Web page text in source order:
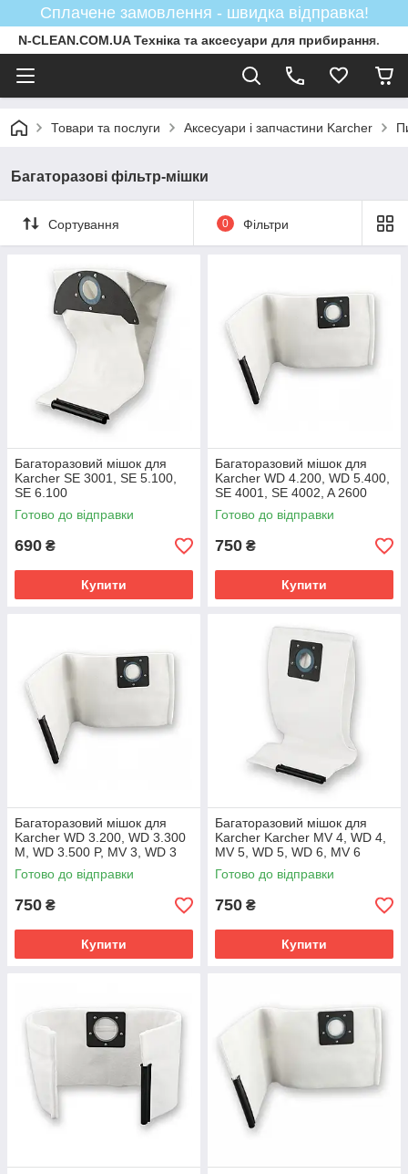
Сплачене замовлення - швидка відправка!
N-CLEAN.COM.UA Техніка та аксесуари для прибирання.
Товари та послуги Аксесуари і запчастини Karcher
Багаторазові фільтр-мішки
Сортування 0 Фільтри
Багаторазовий мішок для
Karcher SE 3001, SE 5.100,
SE 6.100
Готово до відправки
690 ₴
Купити
Багаторазовий мішок для
Karcher WD 4.200, WD 5.400,
SE 4001, SE 4002, A 2600
Готово до відправки
750 ₴
Купити
Багаторазовий мішок для
Karcher WD 3.200, WD 3.300
M, WD 3.500 P, MV 3, WD 3
Готово до відправки
750 ₴
Купити
Багаторазовий мішок для
Karcher Karcher MV 4, WD 4,
MV 5, WD 5, WD 6, MV 6
Готово до відправки
750 ₴
Купити